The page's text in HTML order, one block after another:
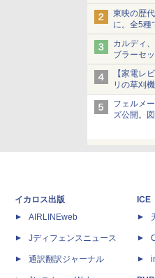
ショーツ
東映の歴
に。全5種
カルディ
ブラーセ
当選無効分
【家電レ
リの草刈
フェルメ
ズ公開。
イカロス出版
AIRLINEweb
Jディフェンスニュース
通訳翻訳ジャーナル
ICE